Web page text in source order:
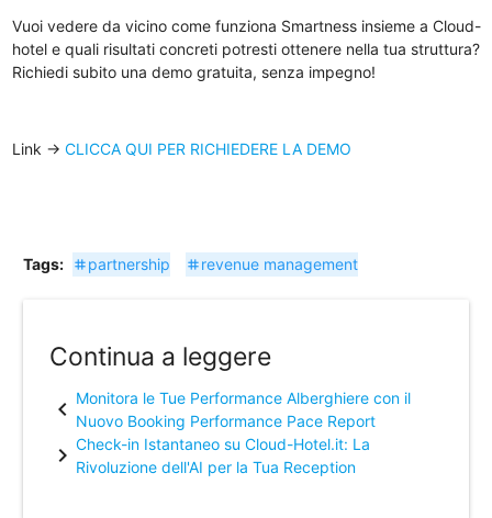
Vuoi vedere da vicino come funziona Smartness insieme a Cloud-
hotel e quali risultati concreti potresti ottenere nella tua struttura?
Richiedi subito una demo gratuita, senza impegno!
Link -> CLICCA QUI PER RICHIEDERE LA DEMO
Tags: tag revenue management
tag partnership
Continua a leggere
chevron_left Monitora le Tue Performance Alberghiere con il
Nuovo Booking Performance Pace Report
chevron_right Check-in Istantaneo su Cloud-Hotel.it: La
Rivoluzione dell'AI per la Tua Reception